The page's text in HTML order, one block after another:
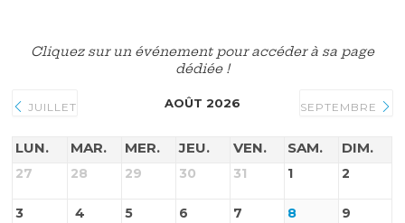
Cliquez sur un événement pour accéder à sa page
dédiée !
JUILLET AOÛT 2026 SEPTEMBRE
LUN. MAR. MER. JEU. VEN. SAM. DIM.
27 28 29 30 31 1 2
3 4 5 6 7 8 9